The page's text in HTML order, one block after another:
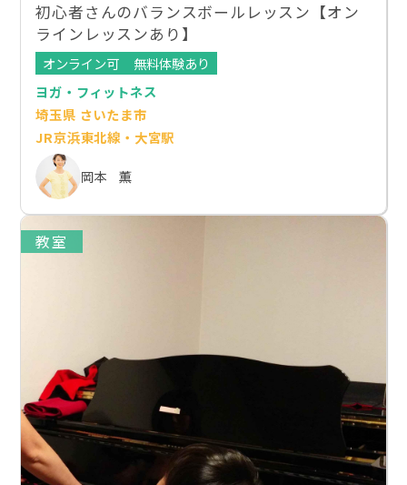
初心者さんのバランスボールレッスン【オン
ラインレッスンあり】
オンライン可
無料体験あり
ヨガ・フィットネス
埼玉県 さいたま市
JR京浜東北線・大宮駅
岡本 薫
教室